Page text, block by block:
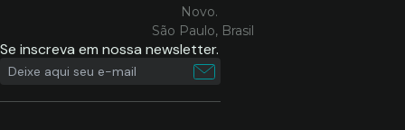
Novo.
São Paulo, Brasil
Se inscreva em nossa newsletter.